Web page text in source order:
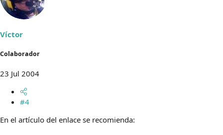
Víctor
Colaborador
23 Jul 2004
#4
En el artículo del enlace se recomienda: